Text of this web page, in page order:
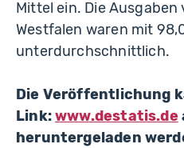
Mittel ein. Die
Westfalen waren mit
unterdurchschnittlich.
Die Veröffentlichung
Link:www.destatis.de
heruntergeladen